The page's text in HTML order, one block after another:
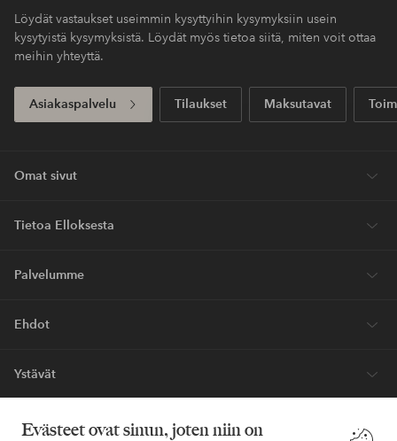
Evästeet ovat sinun, joten niin on
Löydät vastaukset useimmin kysyttyihin kysymyksiin usein
kysytyistä kysymyksistä. Löydät myös tietoa siitä, miten voit ottaa
meihin yhteyttä.
Asiakaspalvelu Tilaukset Maksutavat
Omat sivut
Tietoa Elloksesta
Palvelumme
Ehdot
Ystävät